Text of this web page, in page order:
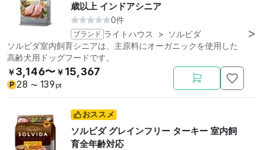
歳以上 インドアシニア
0件
ブランド ライトハウス >
ソルビダ
ソルビダ室内飼育シニアは、主原料にオーガニックを使用した
高齢犬用ドッグフードです。
￥3,146〜 ￥ 15,367
P 28 〜 139 pt
おススメ
ソルビダ グレインフリー ターキー 室内飼
育全年齢対応